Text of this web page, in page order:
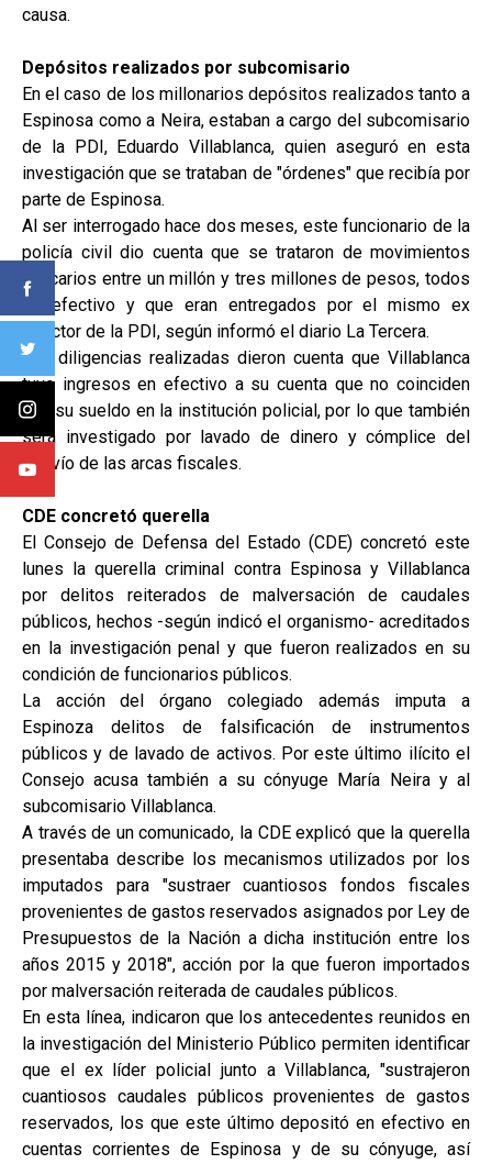
causa.
Depósitos realizados por subcomisario
En el caso de los millonarios depósitos realizados tanto a
Espinosa como a Neira, estaban a cargo del subcomisario
de la PDI, Eduardo Villablanca, quien aseguró en esta
investigación que se trataban de "órdenes" que recibía por
parte de Espinosa.
Al ser interrogado hace dos meses, este funcionario de la
policía civil dio cuenta que se trataron de movimientos
bancarios entre un millón y tres millones de pesos, todos
en efectivo y que eran entregados por el mismo ex
director de la PDI, según informó el diario La Tercera.
Las diligencias realizadas dieron cuenta que Villablanca
tuvo ingresos en efectivo a su cuenta que no coinciden
con su sueldo en la institución policial, por lo que también
será investigado por lavado de dinero y cómplice del
desvío de las arcas fiscales.
CDE concretó querella
El Consejo de Defensa del Estado (CDE) concretó este
lunes la querella criminal contra Espinosa y Villablanca
por delitos reiterados de malversación de caudales
públicos, hechos -según indicó el organismo- acreditados
en la investigación penal y que fueron realizados en su
condición de funcionarios públicos.
La acción del órgano colegiado además imputa a
Espinoza delitos de falsificación de instrumentos
públicos y de lavado de activos. Por este último ilícito el
Consejo acusa también a su cónyuge María Neira y al
subcomisario Villablanca.
A través de un comunicado, la CDE explicó que la querella
presentaba describe los mecanismos utilizados por los
imputados para "sustraer cuantiosos fondos fiscales
provenientes de gastos reservados asignados por Ley de
Presupuestos de la Nación a dicha institución entre los
años 2015 y 2018", acción por la que fueron importados
por malversación reiterada de caudales públicos.
En esta línea, indicaron que los antecedentes reunidos en
la investigación del Ministerio Público permiten identificar
que el ex líder policial junto a Villablanca, "sustrajeron
cuantiosos caudales públicos provenientes de gastos
reservados, los que este último depositó en efectivo en
cuentas corrientes de Espinosa y de su cónyuge, así